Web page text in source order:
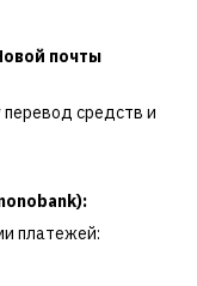
почты
перевод средств и
платежей: